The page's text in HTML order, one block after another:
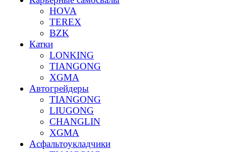
HOVA
TEREX
BZK
Катки
LONKING
TIANGONG
XGMA
Автогрейдеры
TIANGONG
LIUGONG
CHANGLIN
XGMA
Асфальтоукладчики